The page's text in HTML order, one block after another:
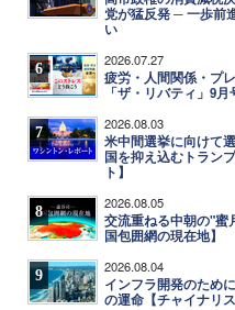
党が猛反発 ─ 一歩前
い
6 2026.07.27
疲労・人間関係・プ
「ザ・リバティ」9
7 2026.08.03
米中間選挙に向けて
国を抑え込むトラン
ト】
8 2026.08.05
交流重ねる中朝の"
国包囲網の現在地】
9 2026.08.04
インフラ開発のため
の運命【チャイナリ